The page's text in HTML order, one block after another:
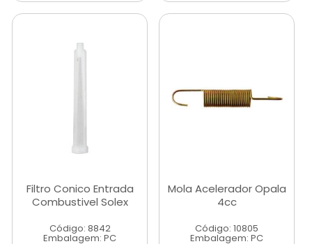
Filtro Conico Entrada
Combustivel Solex
Código: 8842
Embalagem: PC
Mola Acelerador Opala
4cc
Código: 10805
Embalagem: PC